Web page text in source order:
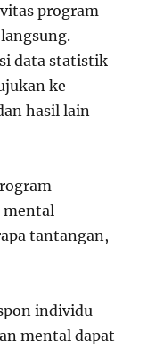
program
data statistik
ke
hasil lain
mental
tantangan,
individu
mental dapat